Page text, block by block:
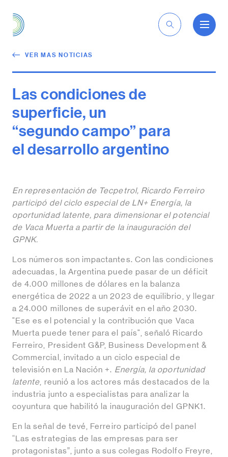
VER MAS NOTICIAS
Las condiciones de
superficie, un
“segundo campo” para
el desarrollo argentino
En representación de Tecpetrol, Ricardo Ferreiro
participó del ciclo especial de LN+ Energía, la
oportunidad latente, para dimensionar el potencial
de Vaca Muerta a partir de la inauguración del
GPNK.
Los números son impactantes. Con las condiciones
adecuadas, la Argentina puede pasar de un déficit
de 4.000 millones de dólares en la balanza
energética de 2022 a un 2023 de equilibrio, y llegar
a 24.000 millones de superávit en el año 2030.
"Ese es el potencial y la contribución que Vaca
Muerta puede tener para el país", señaló Ricardo
Ferreiro, President G&P, Business Development &
Commercial, invitado a un ciclo especial de
televisión en La Nación +. Energía, la oportunidad
latente , reunió a los actores más destacados de la
industria junto a especialistas para analizar la
coyuntura que habilitó la inauguración del GPNK1.
En la señal de tevé, Ferreiro participó del panel
“Las estrategias de las empresas para ser
protagonistas”, junto a sus colegas Rodolfo Freyre,